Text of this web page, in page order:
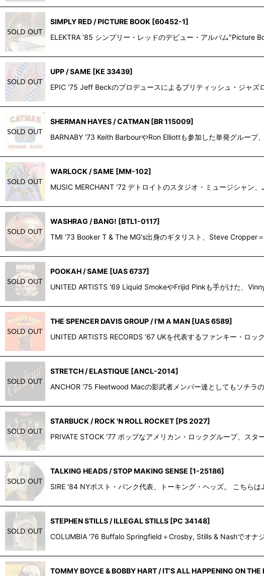
SIMPLY RED / PICTURE BOOK [60452-1]
ELEKTRA '85 シンプリー・レッドのデビュー・アルバム"Picture
UPP / SAME [KE 33439]
EPIC '75 Jeff Beckのプロデュースによるブリティッシュ・ジャズ
SHERMAN HAYES / CATMAN [BR 115009]
BARNABY '73 Keith BarbourやRon Elliottも参加した単発グルー
WARLOCK / SAME [MM-102]
MUSIC MERCHANT '72 デトロイトのスタジオ・ミュージシャ
WASHRAG / BANG! [BTL1-0117]
TMI '73 Booker T & The MG's出身のギタリスト、Steve
POOKAH / SAME [UAS 6737]
UNITED ARTISTS '69 Liquid SmokeやFrijid Pinkも手がけた、
THE SPENCER DAVIS GROUP / I'M A MAN [UAS 6589]
UNITED ARTISTS RECORDS '67 UKを代表するファンキー・ロ
STRETCH / ELASTIQUE [ANCL-2014]
ANCHOR '75 Fleetwood Macの影武者メンバー達としてもソチラ
STARBUCK / ROCK 'N ROLL ROCKET [PS 2027]
PRIVATE STOCK '77 ポップなアメリカン・ロックグループ、ス
TALKING HEADS / STOP MAKING SENSE [1-25186]
SIRE '84 NYポスト・パンク代表、トーキング・ヘッズ。 こちら
STEPHEN STILLS / ILLEGAL STILLS [PC 34148]
COLUMBIA '76 Buffalo Springfield＋Crosby, Stills & Nashでオナ
TOMMY BOYCE & BOBBY HART / IT'S ALL HAPPENING ON THE